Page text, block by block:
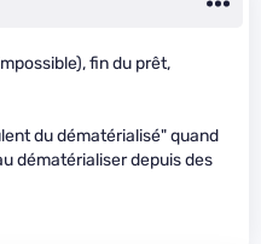
fin du prêt,
du dématérialisé" quand
dématérialiser depuis des